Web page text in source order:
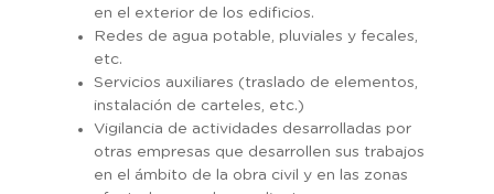
en el exterior de los edificios.
Redes de agua potable, pluviales y fecales,
etc.
Servicios auxiliares (traslado de elementos,
instalación de carteles, etc.)
Vigilancia de actividades desarrolladas por
otras empresas que desarrollen sus trabajos
en el ámbito de la obra civil y en las zonas